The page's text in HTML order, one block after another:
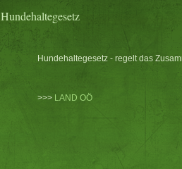
Hundehaltegesetz
Hundehaltegesetz - regelt das
>>>LAND OÖ